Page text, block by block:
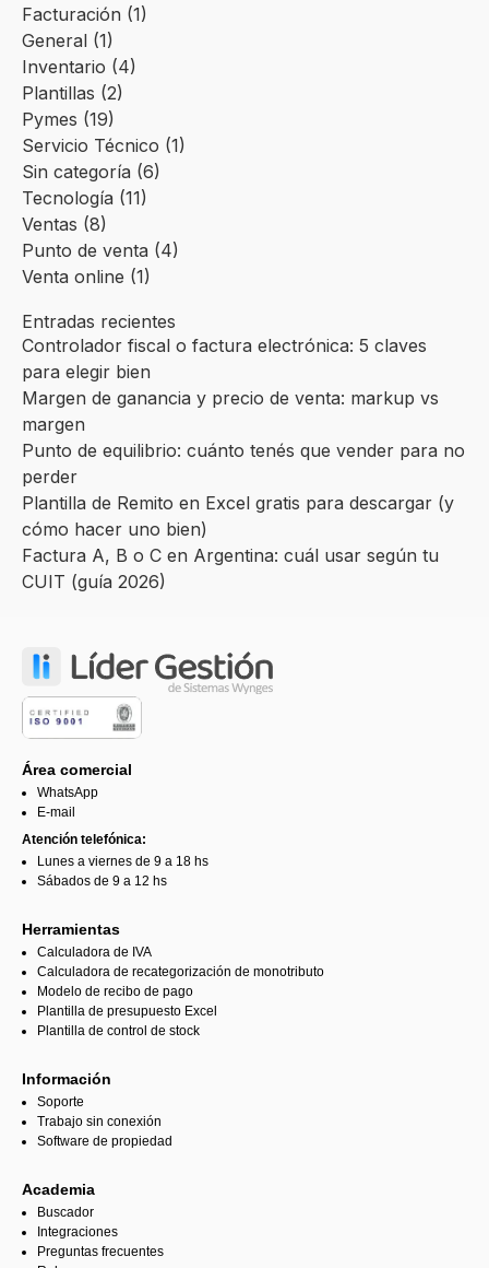
Facturación (1)
General (1)
Inventario (4)
Plantillas (2)
Pymes (19)
Servicio Técnico (1)
Sin categoría (6)
Tecnología (11)
Ventas (8)
Punto de venta (4)
Venta online (1)
Entradas recientes
Controlador fiscal o factura electrónica: 5 claves
para elegir bien
Margen de ganancia y precio de venta: markup vs
margen
Punto de equilibrio: cuánto tenés que vender para no
perder
Plantilla de Remito en Excel gratis para descargar (y
cómo hacer uno bien)
Factura A, B o C en Argentina: cuál usar según tu
CUIT (guía 2026)
Área comercial
WhatsApp
E-mail
Atención telefónica:
Lunes a viernes de 9 a 18 hs
Sábados de 9 a 12 hs
Herramientas
Calculadora de IVA
Calculadora de recategorización de monotributo
Modelo de recibo de pago
Plantilla de presupuesto Excel
Plantilla de control de stock
Información
Soporte
Trabajo sin conexión
Software de propiedad
Academia
Buscador
Integraciones
Preguntas frecuentes